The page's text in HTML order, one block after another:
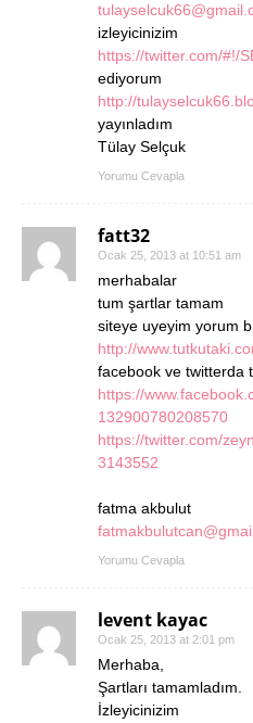
izleyicinizim
https://twitter.com/#!/
ediyorum
http://
yayınladım
Tülay Selçuk
Yorumu Cevapla
fatt32
Ocak 25, 2013 at 10:51 am
merhabalar
tum şartlar tamam
siteye uyeyim yorum
http://
facebook ve twitterda
https://
132900780208570
https://twitter.com/
3143552
fatma akbulut
Yorumu Cevapla
levent kayac
Ocak 25, 2013 at 2:01 pm
Merhaba,
Şartları tamamladım.
İzleyicinizim